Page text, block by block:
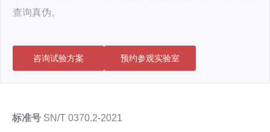
查询真伪。
咨询试验方案 预约参观实验室
标准号 SN/T 0370.2-2021